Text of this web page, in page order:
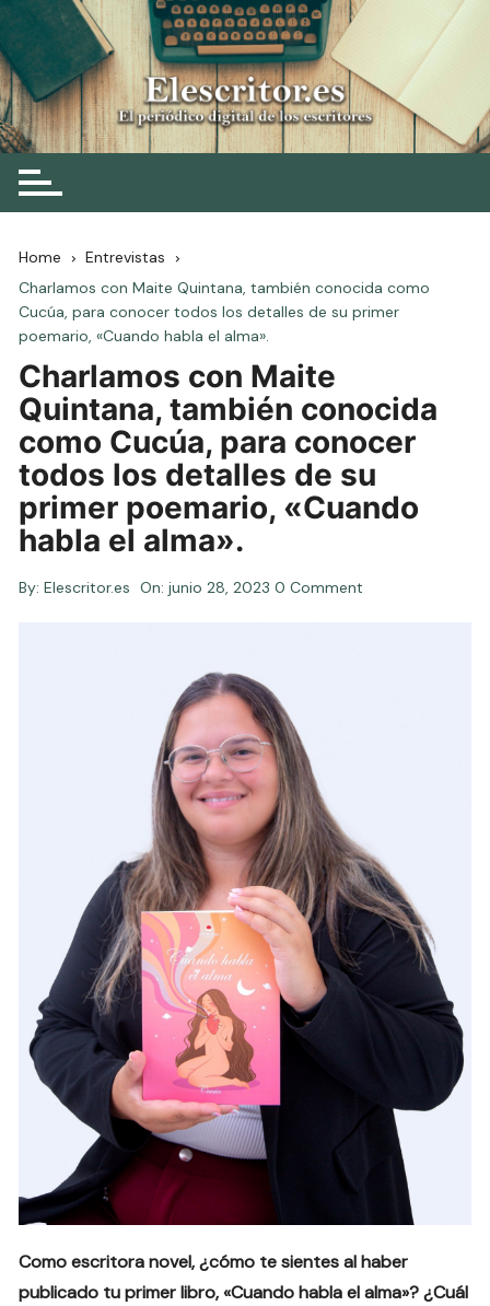
Skip
to
content
Elescritor.es
El periódico digital de los escritores
Home
Entrevistas
Charlamos con Maite Quintana, también conocida como
Cucúa, para conocer todos los detalles de su primer
poemario, «Cuando habla el alma».
Charlamos con Maite
Quintana, también conocida
como Cucúa, para conocer
todos los detalles de su
primer poemario, «Cuando
habla el alma».
By: Elescritor.es On:junio 28, 2023 0 Comment
Como escritora novel, ¿cómo te sientes al haber
publicado tu primer libro, «Cuando habla el alma»? ¿Cuál